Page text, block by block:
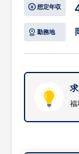
想定年収
勤務地
福